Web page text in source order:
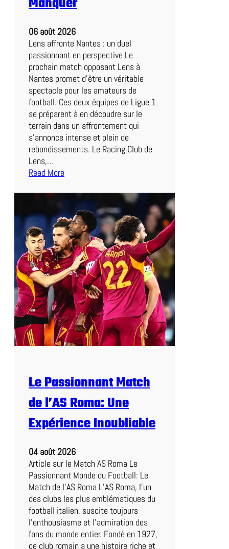
06 août 2026
Lens affronte Nantes : un duel
passionnant en perspective Le
prochain match opposant Lens à
Nantes promet d’être un véritable
spectacle pour les amateurs de
football. Ces deux équipes de Ligue 1
se préparent à en découdre sur le
terrain dans un affrontement qui
s’annonce intense et plein de
rebondissements. Le Racing Club de
Lens,…
Read More
D
e
l
a
u
S
o
m
m
e
t
e
n
e
L
e
n
s
t
N
a
n
t
e
s
:
Le Passionnant Match
de l’AS Roma: Une
Expérience Inoubliable
04 août 2026
Article sur le Match AS Roma Le
Passionnant Monde du Football: Le
Match de l’AS Roma L’AS Roma, l’un
des clubs les plus emblématiques du
football italien, suscite toujours
l’enthousiasme et l’admiration des
fans du monde entier. Fondé en 1927,
ce club romain a une histoire riche et